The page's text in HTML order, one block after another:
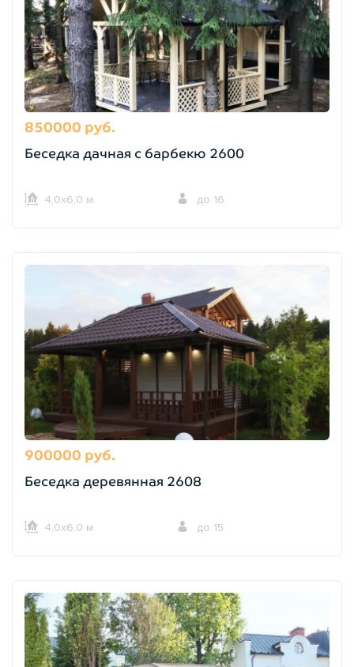
850000 руб.
Беседка дачная с барбекю 2600
4,0х6,0 м. до 16
900000 руб.
Беседка деревянная 2608
4,0х6,0 м. до 15